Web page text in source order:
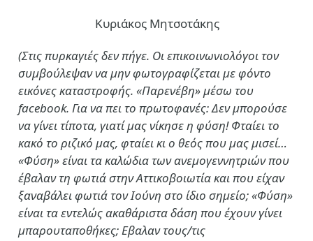
Κυριάκος Μητσοτάκης
(Στις πυρκαγιές δεν πήγε. Οι επικοινωνιολόγοι τον
συμβούλεψαν να μην φωτογραφίζεται με φόντο
εικόνες καταστροφής. «Παρενέβη» μέσω του
facebook. Για να πει το πρωτοφανές: Δεν μπορούσε
να γίνει τίποτα, γιατί μας νίκησε η φύση! Φταίει το
κακό το ριζικό μας, φταίει κι ο θεός που μας μισεί…
«Φύση» είναι τα καλώδια των ανεμογεννητριών που
έβαλαν τη φωτιά στην Αττικοβοιωτία και που είχαν
ξαναβάλει φωτιά τον Ιούνη στο ίδιο σημείο; «Φύση»
είναι τα εντελώς ακαθάριστα δάση που έχουν γίνει
μπαρουταποθήκες; Εβαλαν τους/τις